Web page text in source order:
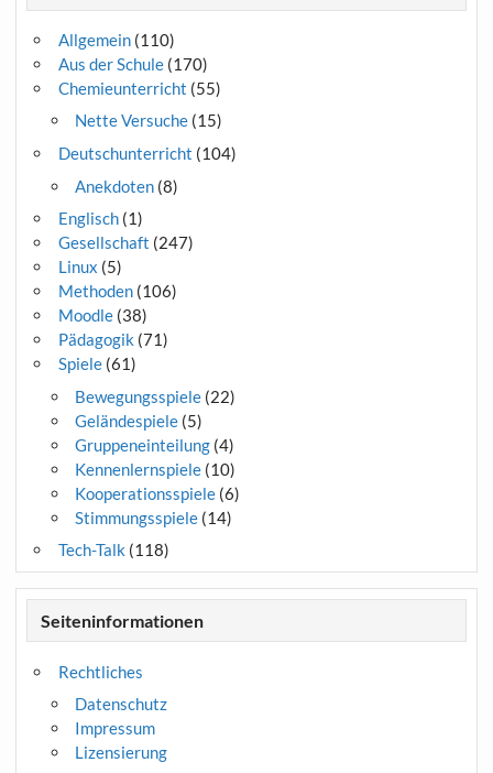
Allgemein(110)
Aus der Schule(170)
Chemieunterricht (55)
Nette Versuche(15)
Deutschunterricht (104)
Anekdoten(8)
Englisch(1)
Gesellschaft (247)
Linux (5)
Methoden(106)
Moodle(38)
Pädagogik (71)
Spiele(61)
Bewegungsspiele(22)
Geländespiele(5)
Gruppeneinteilung(4)
Kennenlernspiele(10)
Kooperationsspiele(6)
Stimmungsspiele(14)
Tech-Talk (118)
Seiteninformationen
Rechtliches
Datenschutz
Impressum
Lizensierung